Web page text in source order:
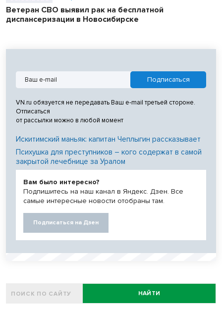
Ветеран СВО выявил рак на бесплатной
диспансеризации в Новосибирске
VN.ru обязуется не передавать Ваш e-mail третьей стороне.
Отписаться
от рассылки можно в любой момент
Искитимский маньяк: капитан Чеплыгин рассказывает
Психушка для преступников – кого содержат в самой
закрытой лечебнице за Уралом
Вам было интересно?
Подпишитесь на наш канал в Яндекс. Дзен. Все
самые интересные новости отобраны там.
Подписаться на Дзен
НАЙТИ